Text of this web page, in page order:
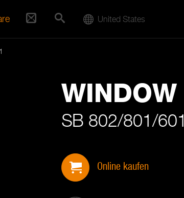
United States
WINDOW
SB 802/801/601
Online kaufen